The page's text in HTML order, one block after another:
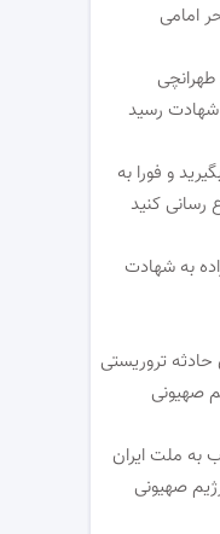
امامی
رسید
و فورا به
به شهادت
تروریستی
صهیونی
به ملت ایران
صهیونی